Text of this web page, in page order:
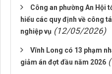
Công an phường An Hội
hiểu các quy định về công
nghiệp vụ (12/05/2026)
Vĩnh Long có 13 phạm
giảm án đợt đầu năm 2026